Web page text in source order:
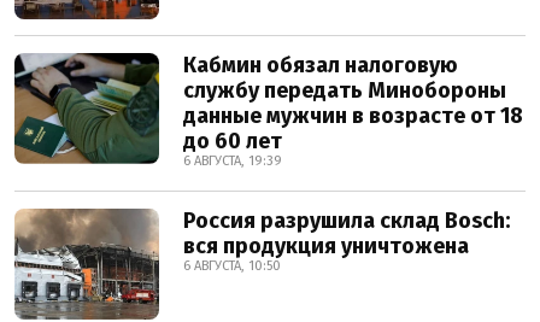
Кабмин обязал налоговую
службу передать Минобороны
данные мужчин в возрасте от 18
до 60 лет
6 АВГУСТА, 19:39
Россия разрушила склад Bosch:
вся продукция уничтожена
6 АВГУСТА, 10:50